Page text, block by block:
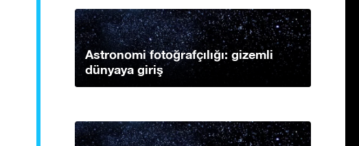
Astronomi fotoğrafçılığı: gizemli
dünyaya giriş